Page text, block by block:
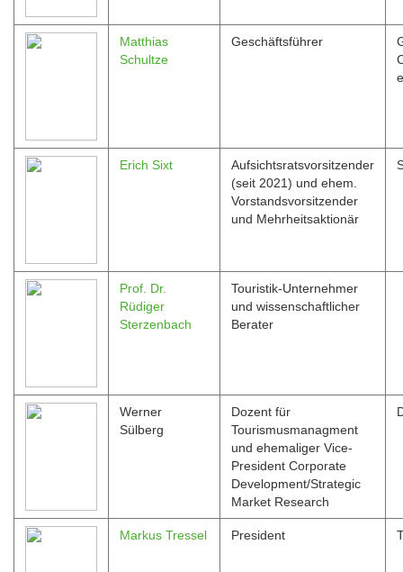
Matthias
Schultze
Geschäftsführer
Erich Sixt
Aufsichtsratsvorsitzender
(seit 2021) und ehem.
Vorstandsvorsitzender
und Mehrheitsaktionär
Prof. Dr.
Rüdiger
Sterzenbach
Touristik-Unternehmer
und wissenschaftlicher
Berater
Werner
Sülberg
Dozent für
Tourismusmanagment
und ehemaliger Vice-
President Corporate
Development/Strategic
Market Research
Markus Tressel President